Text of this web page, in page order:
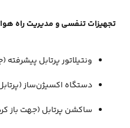
تجهیزات تنفسی و مدیریت راه
ونتیلاتورپرتابل
دستگاه اکسیژن‌ساز
ساکشن پرتابل (جهت باز